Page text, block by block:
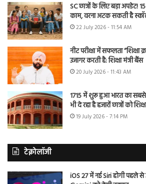
SC छात्रों के लिए बड़ा
काम, वरना अटक सकती है
22 July 2026 - 11:54 AM
नीट परीक्षा में सफलता “शिक्षा
उजागर करती है: शिक्षा मंत्री बैंस
20 July 2026 - 11:43 AM
1715 में शुरू हुआ भारत का
भी दे रहा है हजारों छात्रों को
19 July 2026 - 7:14 PM
टेक्नोलॉजी
iOS 27 में नई Siri होगी पहले से